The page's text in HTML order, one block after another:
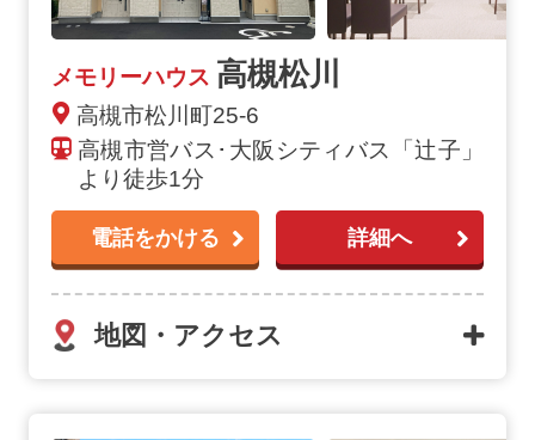
メモリーハウス 高槻松川
高槻市松川町25-6
高槻市営バス･大阪シティバス「辻子」
より徒歩1分
電話をかける 詳細へ
地図・アクセス